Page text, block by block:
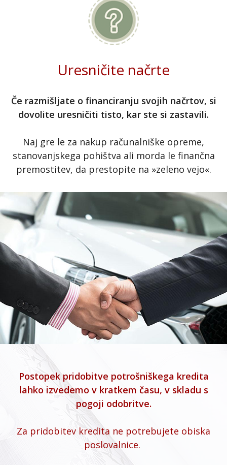
Uresničite načrte
Če razmišljate o financiranju svojih načrtov, si
dovolite uresničiti tisto, kar ste si zastavili.
Naj gre le za nakup računalniške opreme,
stanovanjskega pohištva ali morda le finančna
premostitev, da prestopite na »zeleno vejo«.
Postopek pridobitve potrošniškega kredita
lahko izvedemo v kratkem času, v skladu s
pogoji odobritve.
Za pridobitev kredita ne potrebujete obiska
poslovalnice.